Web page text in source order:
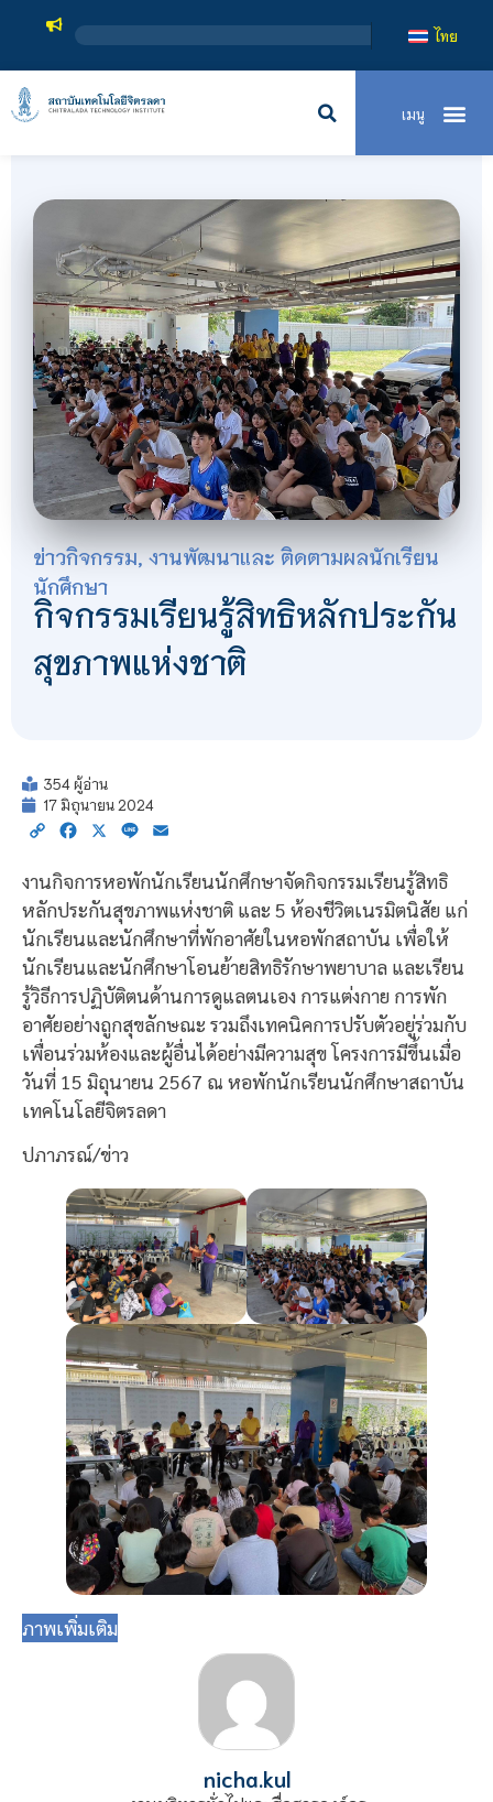
สถาบัน
ไทย
ข่าวกิจกรรม,งานพัฒนาและ ติดตามผลนักเรียน
นักศึกษา
กิจกรรมเรียนรู้สิทธิหลักประกัน
สุขภาพแห่งชาติ
354 ผู้อ่าน
17 มิถุนายน 2024
Copy Facebook
X Line
งานกิจการหอพักนักเรียนนักศึกษาจัดกิจกรรมเรียนรู้สิทธิ
หลักประกันสุขภาพแห่งชาติ และ 5 ห้องชีวิตเนรมิตนิสัย แก่
นักเรียนและนักศึกษาที่พักอาศัยในหอพักสถาบัน เพื่อให้
นักเรียนและนักศึกษาโอนย้ายสิทธิรักษาพยาบาล และเรียน
รู้วิธีการปฏิบัติตนด้านการดูแลตนเอง การแต่งกาย การพัก
อาศัยอย่างถูกสุขลักษณะ รวมถึงเทคนิคการปรับตัวอยู่ร่วมกับ
เพื่อนร่วมห้องและผู้อื่นได้อย่างมีความสุข โครงการมีขึ้นเมื่อ
วันที่ 15 มิถุนายน 2567 ณ หอพักนักเรียนนักศึกษาสถาบัน
เทคโนโลยีจิตรลดา
ปภาภรณ์/ข่าว
ภาพเพิ่มเติม
nicha.kul